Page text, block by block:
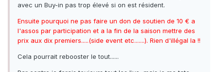
avec un Buy-in pas trop élevé si on est résident.
Ensuite pourquoi ne pas faire un don de soutien de 10 € a
l'assos par participation et a la fin de la saison mettre des
prix aux dix premiers.....(side event etc.......). Rien d'illégal la !!
Cela pourrait rebooster le tout......